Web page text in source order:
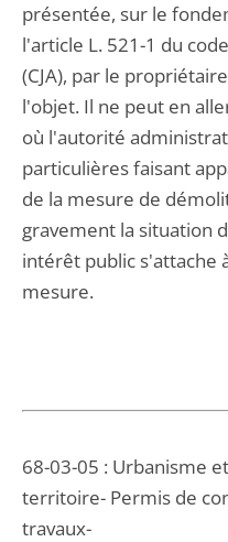
présentée, sur le
l'article L. 521-1 du
(CJA), par le
l'objet. Il ne peut en
où l'autorité
particulières faisant
de la mesure de
gravement la situation
intérêt public s'attache
mesure.
68-03-05 : Urbanisme
territoire- Permis de
travaux-